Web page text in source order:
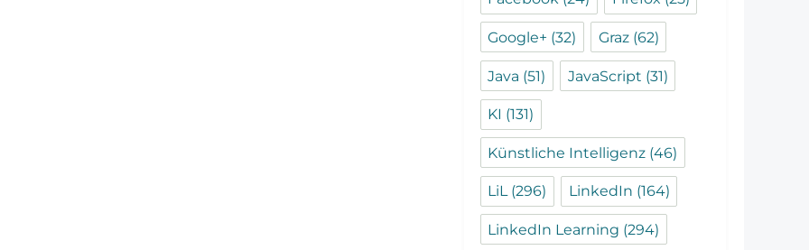
Google+ (32) Graz(62)
Java (51) JavaScript (31)
KI (131)
Künstliche Intelligenz (46)
LiL(296) LinkedIn (164)
LinkedIn Learning (294)